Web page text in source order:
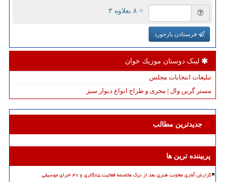
= ۸ بعلاوه ۳
فرستادن بازخورد
لینک دوستان موزیك خوان
تبلیغات انتخابات مجلس
مستر گرین وال | مجری و طراح انواع دیوار سبز
جدیدترین مطالب
پربیننده ترین ها
گزارش آماری معاونت هنری بعد از ترک مخاصمه فعالیت ۸۵گالری و ۴۷ اجرای موسیقی